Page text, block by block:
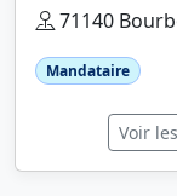
71140
Mandataire
Voir